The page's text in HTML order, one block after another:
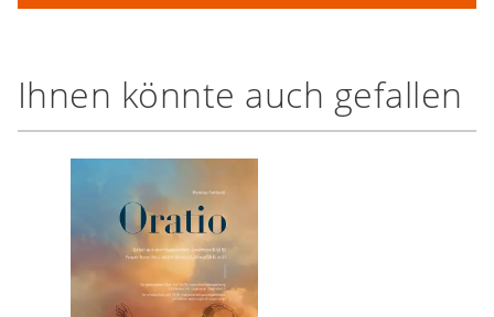
Ihnen könnte auch gefallen